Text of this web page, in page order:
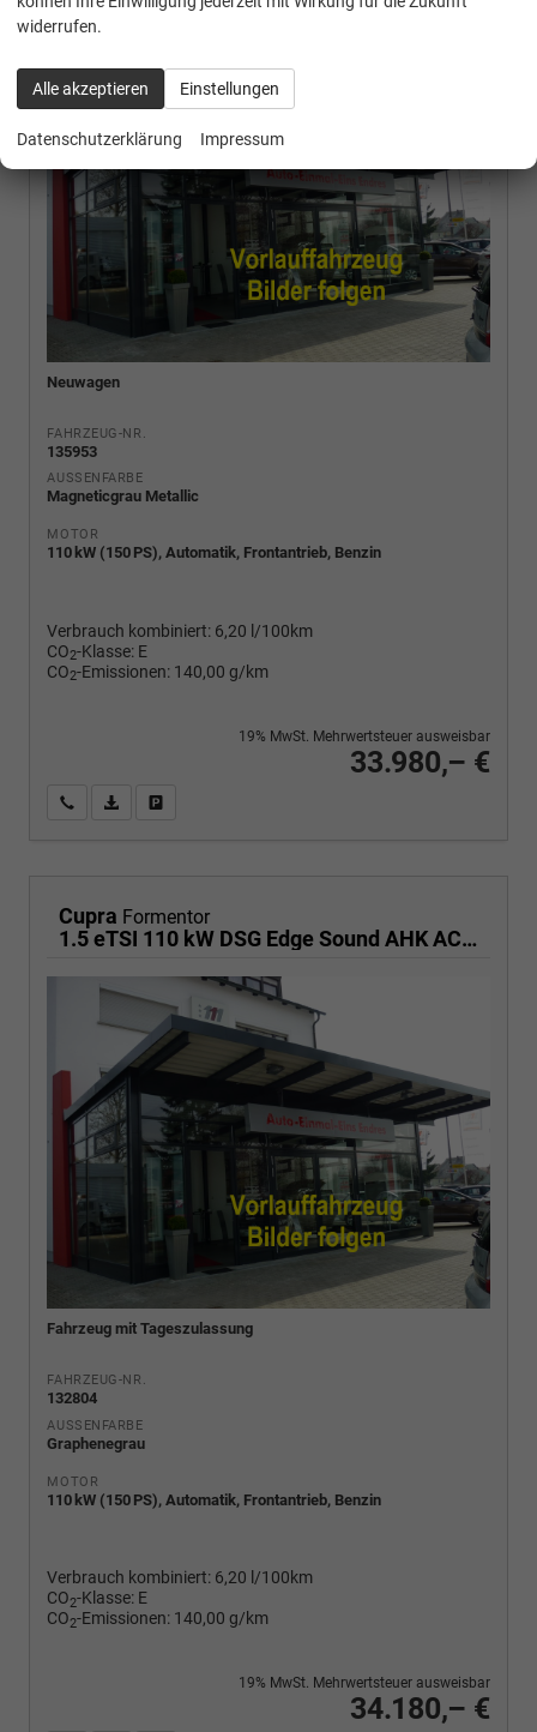
Neuwagen
FAHRZEUG-NR.
135953
AUSSENFARBE
Magneticgrau Metallic
MOTOR
110 kW (150 PS), Automatik, Frontantrieb, Benzin
Verbrauch kombiniert: 6,20 l/100km
CO2-Klasse: E
CO2-Emissionen: 140,00 g/km
33.980,– €
19% MwSt. Mehrwertsteuer ausweisbar
Wir rufen Sie anPDF-Fahrzeugexposé drucken
Cupra Formentor
1.5 eTSI 110 kW DSG Edge Sound AHK ACC LED
Fahrzeug mit Tageszulassung
FAHRZEUG-NR.
132804
AUSSENFARBE
Graphenegrau
MOTOR
110 kW (150 PS), Automatik, Frontantrieb, Benzin
Verbrauch kombiniert: 6,20 l/100km
CO2-Klasse: E
CO2-Emissionen: 140,00 g/km
34.180,– €
19% MwSt. Mehrwertsteuer ausweisbar
widerrufen.
Alle akzeptieren Einstellungen
Datenschutzerklärung Impressum